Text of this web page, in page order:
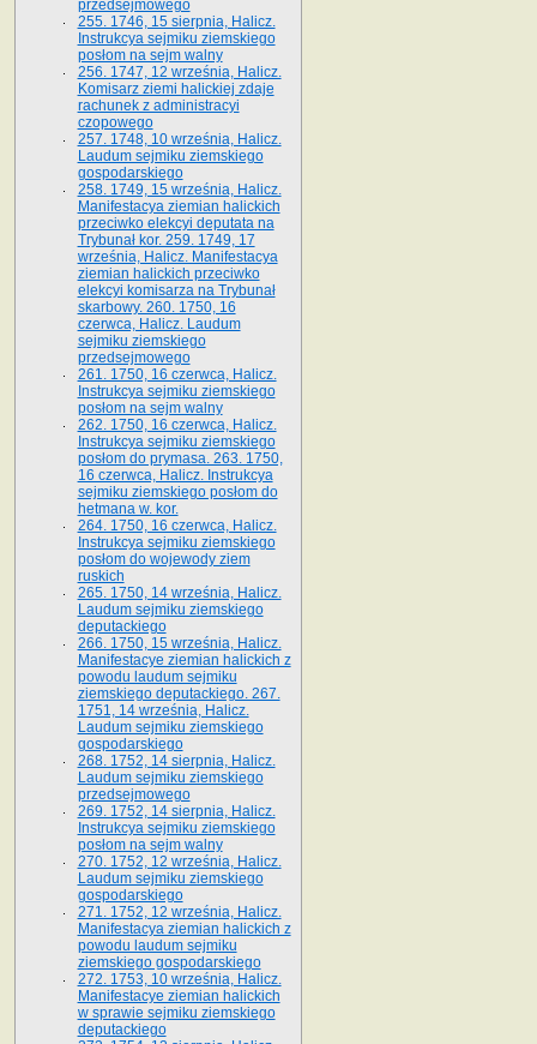
przedsejmowego
255. 1746, 15 sierpnia, Halicz.
Instrukcya sejmiku ziemskiego
posłom na sejm walny
256. 1747, 12 września, Halicz.
Komisarz ziemi halickiej zdaje
rachunek z administracyi
czopowego
257. 1748, 10 września, Halicz.
Laudum sejmiku ziemskiego
gospodarskiego
258. 1749, 15 września, Halicz.
Manifestacya ziemian halickich
przeciwko elekcyi deputata na
Trybunał kor. 259. 1749, 17
września, Halicz. Manifestacya
ziemian halickich przeciwko
elekcyi komisarza na Trybunał
skarbowy. 260. 1750, 16
czerwca, Halicz. Laudum
sejmiku ziemskiego
przedsejmowego
261. 1750, 16 czerwca, Halicz.
Instrukcya sejmiku ziemskiego
posłom na sejm walny
262. 1750, 16 czerwca, Halicz.
Instrukcya sejmiku ziemskiego
posłom do prymasa. 263. 1750,
16 czerwca, Halicz. Instrukcya
sejmiku ziemskiego posłom do
hetmana w. kor.
264. 1750, 16 czerwca, Halicz.
Instrukcya sejmiku ziemskiego
posłom do wojewody ziem
ruskich
265. 1750, 14 września, Halicz.
Laudum sejmiku ziemskiego
deputackiego
266. 1750, 15 września, Halicz.
Manifestacye ziemian halickich z
powodu laudum sejmiku
ziemskiego deputackiego. 267.
1751, 14 września, Halicz.
Laudum sejmiku ziemskiego
gospodarskiego
268. 1752, 14 sierpnia, Halicz.
Laudum sejmiku ziemskiego
przedsejmowego
269. 1752, 14 sierpnia, Halicz.
Instrukcya sejmiku ziemskiego
posłom na sejm walny
270. 1752, 12 września, Halicz.
Laudum sejmiku ziemskiego
gospodarskiego
271. 1752, 12 września, Halicz.
Manifestacya ziemian halickich z
powodu laudum sejmiku
ziemskiego gospodarskiego
272. 1753, 10 września, Halicz.
Manifestacye ziemian halickich
w sprawie sejmiku ziemskiego
deputackiego